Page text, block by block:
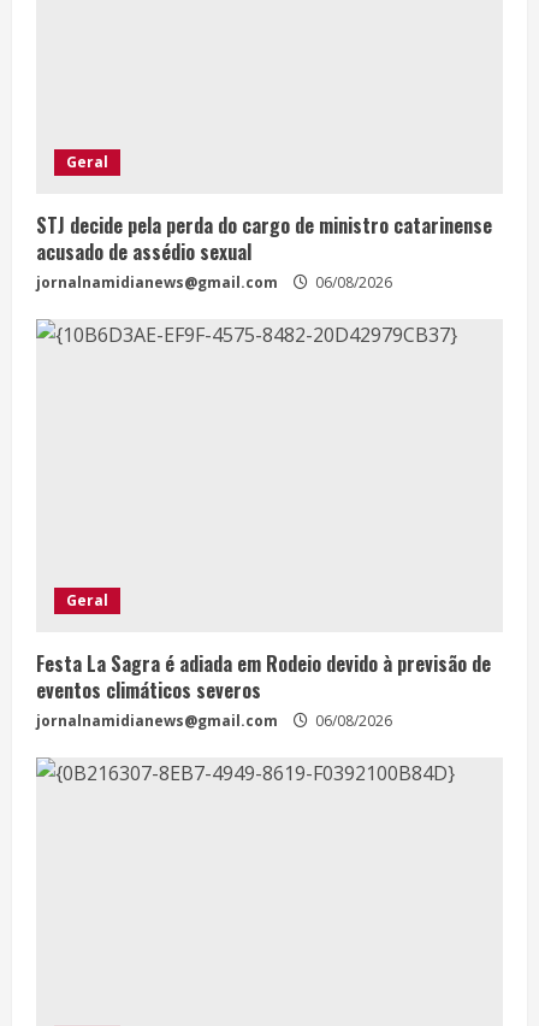
Geral
STJ decide pela perda do cargo de ministro catarinense
acusado de assédio sexual
jornalnamidianews@gmail.com 06/08/2026
Geral
Festa La Sagra é adiada em Rodeio devido à previsão de
eventos climáticos severos
jornalnamidianews@gmail.com 06/08/2026